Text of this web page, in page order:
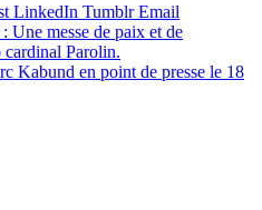
LinkedIn Tumblr Email
Une messe de paix et de
cardinal Parolin.
Kabund en point de presse le 18